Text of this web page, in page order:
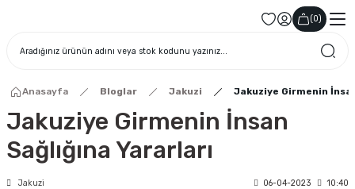
(0)
Anasayfa Bloglar Jakuzi Jakuziye Girmenin
Jakuziye Girmenin İnsan
Sağlığına Yararları
Jakuzi 06-04-2023 10:40